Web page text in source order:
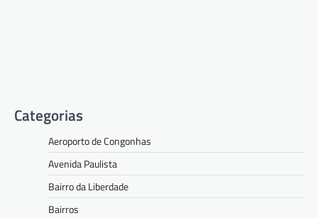
Categorias
Aeroporto de Congonhas
Avenida Paulista
Bairro da Liberdade
Bairros